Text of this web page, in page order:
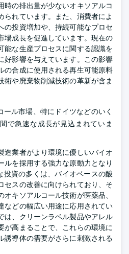
時の排出量が少ないオキソアルコ
られています。また、消費者によ
の投資増加や、持続可能なプロセ
場成長を促進しています。現在の
能な生産プロセスに関する認識を
好影響を与えています。この影響
の合成に使用される再生可能原料
術や廃棄物削減技術の革新が含ま
ル市場、特にドイツなどのいく
で急速な成長が見込まれていま
造業者がより環境に優しいバイオ
ルを採用する強力な原動力となり
投資の多くは、バイオベースの酸
セスの改善に向けられており、そ
キソアルコール技術が医薬品、
などの幅広い用途に応用されてい
は、クリーンラベル製品やアレル
が高まることで、これらの環境に
誘導体の需要がさらに刺激される